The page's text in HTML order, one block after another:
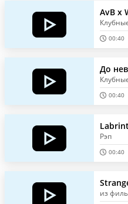
AvB x
00:40
До
00:40
Рэп
00:40
из